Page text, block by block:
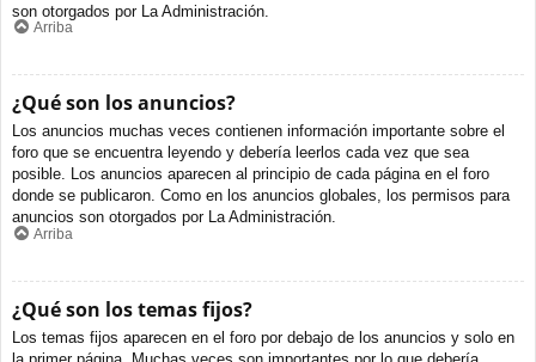
son otorgados por La Administración.
Arriba
¿Qué son los anuncios?
Los anuncios muchas veces contienen información importante sobre el
foro que se encuentra leyendo y debería leerlos cada vez que sea
posible. Los anuncios aparecen al principio de cada página en el foro
donde se publicaron. Como en los anuncios globales, los permisos para
anuncios son otorgados por La Administración.
Arriba
¿Qué son los temas fijos?
Los temas fijos aparecen en el foro por debajo de los anuncios y solo en